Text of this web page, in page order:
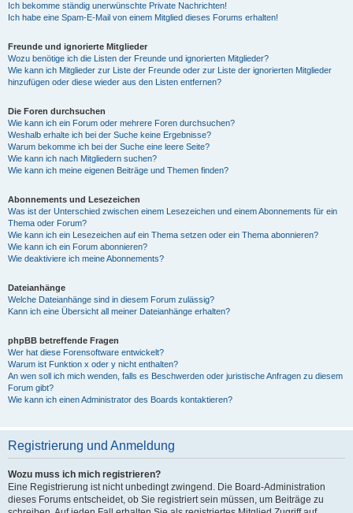
Ich bekomme ständig unerwünschte Private Nachrichten!
Ich habe eine Spam-E-Mail von einem Mitglied dieses Forums erhalten!
Freunde und ignorierte Mitglieder
Wozu benötige ich die Listen der Freunde und ignorierten Mitglieder?
Wie kann ich Mitglieder zur Liste der Freunde oder zur Liste der ignorierten Mitglieder
hinzufügen oder diese wieder aus den Listen entfernen?
Die Foren durchsuchen
Wie kann ich ein Forum oder mehrere Foren durchsuchen?
Weshalb erhalte ich bei der Suche keine Ergebnisse?
Warum bekomme ich bei der Suche eine leere Seite?
Wie kann ich nach Mitgliedern suchen?
Wie kann ich meine eigenen Beiträge und Themen finden?
Abonnements und Lesezeichen
Was ist der Unterschied zwischen einem Lesezeichen und einem Abonnements für ein
Thema oder Forum?
Wie kann ich ein Lesezeichen auf ein Thema setzen oder ein Thema abonnieren?
Wie kann ich ein Forum abonnieren?
Wie deaktiviere ich meine Abonnements?
Dateianhänge
Welche Dateianhänge sind in diesem Forum zulässig?
Kann ich eine Übersicht all meiner Dateianhänge erhalten?
phpBB betreffende Fragen
Wer hat diese Forensoftware entwickelt?
Warum ist Funktion x oder y nicht enthalten?
An wen soll ich mich wenden, falls es Beschwerden oder juristische Anfragen zu diesem
Forum gibt?
Wie kann ich einen Administrator des Boards kontaktieren?
Registrierung und Anmeldung
Wozu muss ich mich registrieren?
Eine Registrierung ist nicht unbedingt zwingend. Die Board-Administration
dieses Forums entscheidet, ob Sie registriert sein müssen, um Beiträge zu